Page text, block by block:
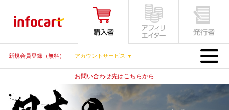
新規会員登録（無料） アカウントサービス ▼ MENU
お問い合わせ先はこちらから